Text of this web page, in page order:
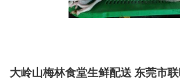
大岭山梅林食堂生鲜配送 东莞市